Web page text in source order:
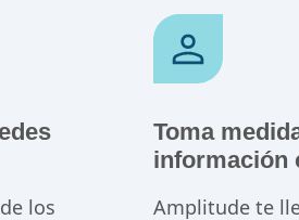
los
Toma
información
Amplitude te